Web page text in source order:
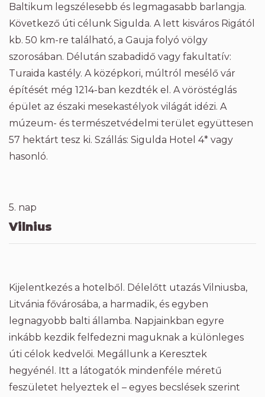
Baltikum legszélesebb és legmagasabb barlangja.
Következő úti célunk Sigulda. A lett kisváros Rigától
kb. 50 km-re található, a Gauja folyó völgy
szorosában. Délután szabadidő vagy fakultatív:
Turaida kastély. A középkori, múltról mesélő vár
építését még 1214-ban kezdték el. A vöröstéglás
épület az északi mesekastélyok világát idézi. A
múzeum- és természetvédelmi terület együttesen
57 hektárt tesz ki. Szállás: Sigulda Hotel 4* vagy
hasonló.
5. nap
Vilnius
Kijelentkezés a hotelből. Délelőtt utazás Vilniusba,
Litvánia fővárosába, a harmadik, és egyben
legnagyobb balti államba. Napjainkban egyre
inkább kezdik felfedezni maguknak a különleges
úti célok kedvelői. Megállunk a Keresztek
hegyénél. Itt a látogatók mindenféle méretű
feszületet helyeztek el – egyes becslések szerint